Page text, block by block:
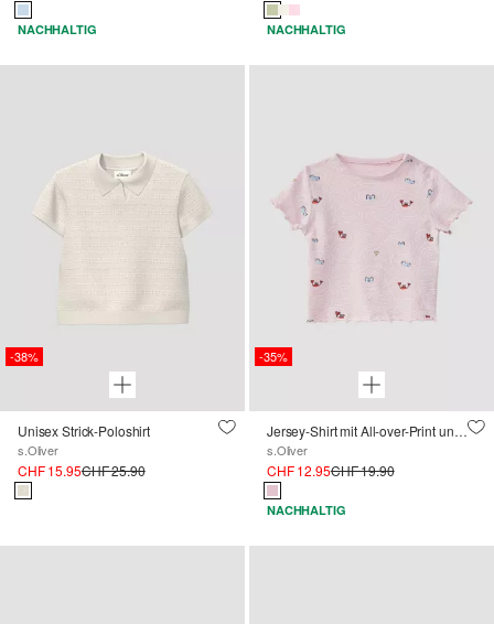
NACHHALTIG NACHHALTIG
-38%
Unisex Strick-Poloshirt
s.Oliver
CHF 15.95CHF 25.90
-35%
Jersey-Shirt mit All-over-Print und Rollsaum
s.Oliver
CHF 12.95CHF 19.90
NACHHALTIG